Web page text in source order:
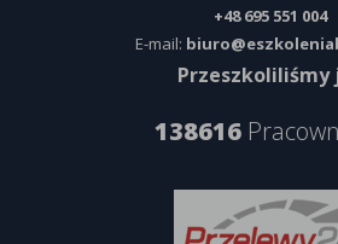
+48 695 551 004
E-mail:
Przeszkoliliśmy
138616